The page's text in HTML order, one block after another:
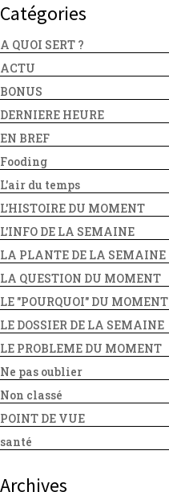
Catégories
A QUOI SERT ?
ACTU
BONUS
DERNIERE HEURE
EN BREF
Fooding
L'air du temps
L'HISTOIRE DU MOMENT
L'INFO DE LA SEMAINE
LA PLANTE DE LA SEMAINE
LA QUESTION DU MOMENT
LE "POURQUOI" DU MOMENT
LE DOSSIER DE LA SEMAINE
LE PROBLEME DU MOMENT
Ne pas oublier
Non classé
POINT DE VUE
santé
Archives